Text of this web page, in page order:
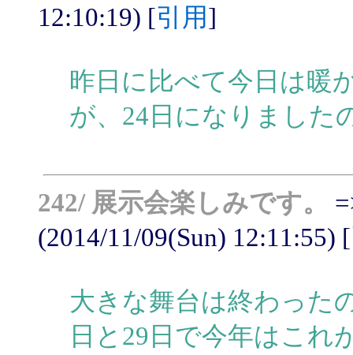
12:10:19) [引用]
昨日に比べて今日は暖
が、24日になりました
242/ 展示会楽しみです。
(2014/11/09(Sun) 12:11:55) [
大きな舞台は終わった
日と29日で今年はこれ